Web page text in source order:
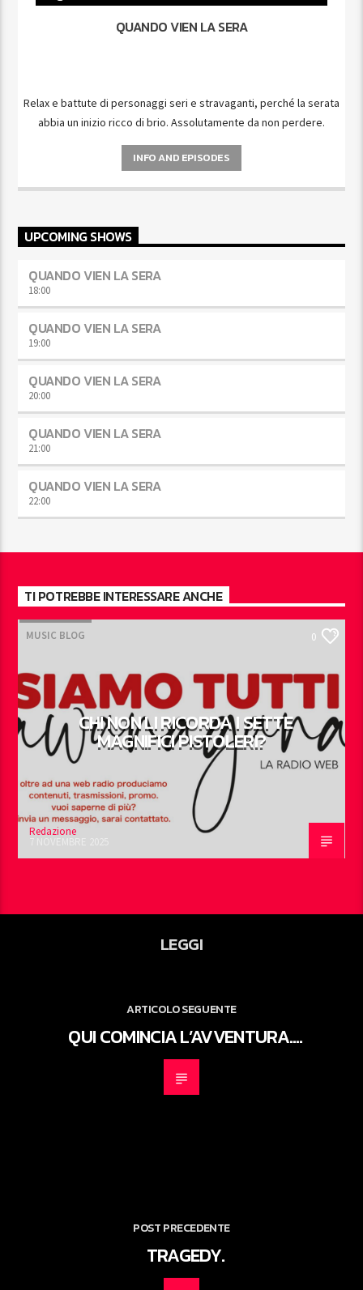
QUANDO VIEN LA SERA
Relax e battute di personaggi seri e stravaganti, perché la serata
abbia un inizio ricco di brio. Assolutamente da non perdere.
INFO AND EPISODES
UPCOMING SHOWS
QUANDO VIEN LA SERA
18:00
QUANDO VIEN LA SERA
19:00
QUANDO VIEN LA SERA
20:00
QUANDO VIEN LA SERA
21:00
QUANDO VIEN LA SERA
22:00
TI POTREBBE INTERESSARE ANCHE
MUSIC BLOG 0
CHI NON LI RICORDA I SETTE
MAGNIFICI PISTOLERI?
Redazione
LEGGI
ARTICOLO SEGUENTE
QUI COMINCIA L’AVVENTURA….
POST PRECEDENTE
TRAGEDY.